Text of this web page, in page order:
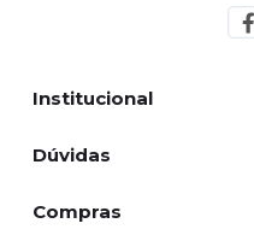
Institucional
Dúvidas
Compras